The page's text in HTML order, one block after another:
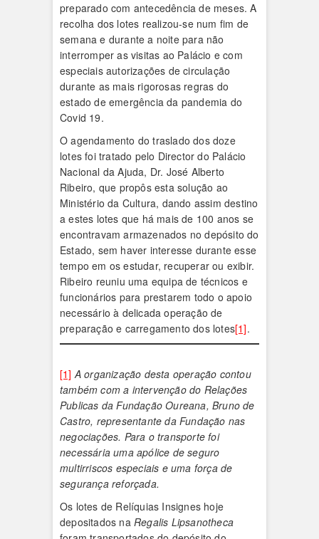
preparado com antecedência de meses. A
recolha dos lotes realizou-se num fim de
semana e durante a noite para não
interromper as visitas ao Palácio e com
especiais autorizações de circulação
durante as mais rigorosas regras do
estado de emergência da pandemia do
Covid 19.
O agendamento do traslado dos doze
lotes foi tratado pelo Director do Palácio
Nacional da Ajuda, Dr. José Alberto
Ribeiro, que propôs esta solução ao
Ministério da Cultura, dando assim destino
a estes lotes que há mais de 100 anos se
encontravam armazenados no depósito do
Estado, sem haver interesse durante esse
tempo em os estudar, recuperar ou exibir.
Ribeiro reuniu uma equipa de técnicos e
funcionários para prestarem todo o apoio
necessário à delicada operação de
preparação e carregamento dos lotes[1].
[1] A organização desta operação contou
também com a intervenção do Relações
Publicas da Fundação Oureana, Bruno de
Castro, representante da Fundação nas
negociações. Para o transporte foi
necessária uma apólice de seguro
multirriscos especiais e uma força de
segurança reforçada.
Os lotes de Relíquias Insignes hoje
depositados na Regalis Lipsanotheca